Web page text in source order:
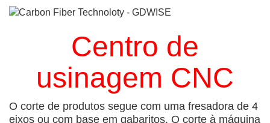
Centro de
usinagem CNC
O corte de produtos segue com uma fresadora de 4
eixos ou com base em gabaritos. O corte à máquina